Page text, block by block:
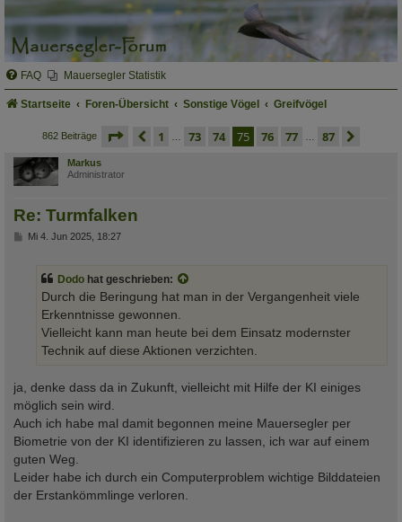
FAQ Mauersegler Statistik
Startseite Foren-Übersicht Sonstige Vögel Greifvögel
862 Beiträge seite 75 von 87
vorherige
1 73 74 75 76 77 87
Markus
Administrator
Re: Turmfalken
BMi 4. Jun 2025, 18:27
Dodo hat geschrieben:
Durch die Beringung hat man in der Vergangenheit viele
Erkenntnisse gewonnen.
Vielleicht kann man heute bei dem Einsatz modernster
Technik auf diese Aktionen verzichten.
ja, denke dass da in Zukunft, vielleicht mit Hilfe der KI einiges
möglich sein wird.
Auch ich habe mal damit begonnen meine Mauersegler per
Biometrie von der KI identifizieren zu lassen, ich war auf einem
guten Weg.
Leider habe ich durch ein Computerproblem wichtige Bilddateien
der Erstankömmlinge verloren.